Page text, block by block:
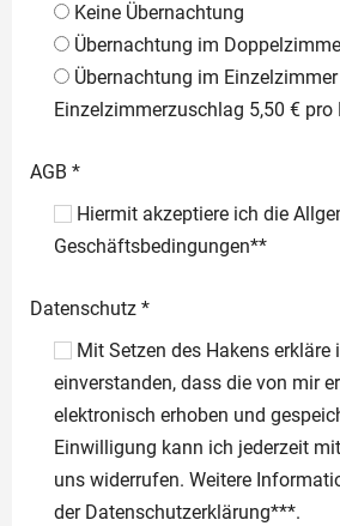
Keine Übernachtung
Übernachtung im
Übernachtung im
Einzelzimmerzuschlag 5,50 € pro
AGB *
Hiermit akzeptiere ich die
Geschäftsbedingungen**
Datenschutz *
Mit Setzen des Hakens erkläre
einverstanden, dass die von mir
elektronisch erhoben und
Einwilligung kann ich jederzeit
uns widerrufen. Weitere
der Datenschutzerklärung***.